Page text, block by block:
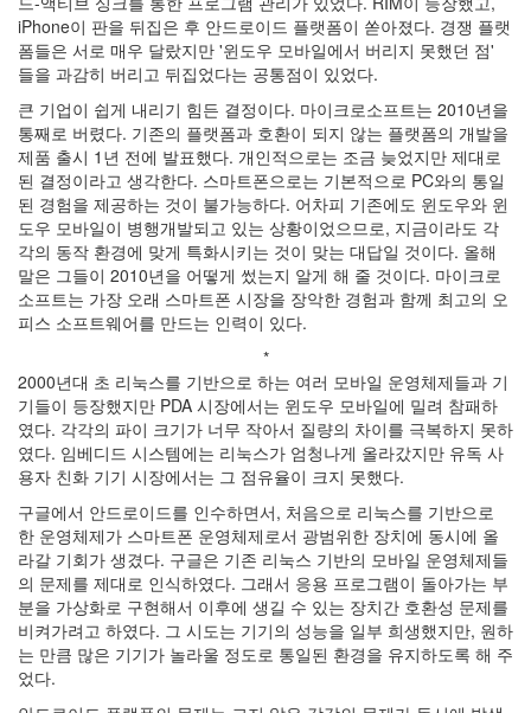
iPhone이 판을 뒤집은 후 안드로이드 플랫폼이 쏟아졌다. 경쟁 플랫
폼들은 서로 매우 달랐지만 '윈도우 모바일에서 버리지 못했던 점'
들을 과감히 버리고 뒤집었다는 공통점이 있었다.
큰 기업이 쉽게 내리기 힘든 결정이다. 마이크로소프트는 2010년을
통째로 버렸다. 기존의 플랫폼과 호환이 되지 않는 플랫폼의 개발을
제품 출시 1년 전에 발표했다. 개인적으로는 조금 늦었지만 제대로
된 결정이라고 생각한다. 스마트폰으로는 기본적으로 PC와의 통일
된 경험을 제공하는 것이 불가능하다. 어차피 기존에도 윈도우와 윈
도우 모바일이 병행개발되고 있는 상황이었으므로, 지금이라도 각
각의 동작 환경에 맞게 특화시키는 것이 맞는 대답일 것이다. 올해
말은 그들이 2010년을 어떻게 썼는지 알게 해 줄 것이다. 마이크로
소프트는 가장 오래 스마트폰 시장을 장악한 경험과 함께 최고의 오
피스 소프트웨어를 만드는 인력이 있다.
*
2000년대 초 리눅스를 기반으로 하는 여러 모바일 운영체제들과 기
기들이 등장했지만 PDA 시장에서는 윈도우 모바일에 밀려 참패하
였다. 각각의 파이 크기가 너무 작아서 질량의 차이를 극복하지 못하
였다. 임베디드 시스템에는 리눅스가 엄청나게 올라갔지만 유독 사
용자 친화 기기 시장에서는 그 점유율이 크지 못했다.
구글에서 안드로이드를 인수하면서, 처음으로 리눅스를 기반으로
한 운영체제가 스마트폰 운영체제로서 광범위한 장치에 동시에 올
라갈 기회가 생겼다. 구글은 기존 리눅스 기반의 모바일 운영체제들
의 문제를 제대로 인식하였다. 그래서 응용 프로그램이 돌아가는 부
분을 가상화로 구현해서 이후에 생길 수 있는 장치간 호환성 문제를
비켜가려고 하였다. 그 시도는 기기의 성능을 일부 희생했지만, 원하
는 만큼 많은 기기가 놀라울 정도로 통일된 환경을 유지하도록 해 주
었다.
슬
로
우
뉴
스
기
술,
세
상,
속
도,
관
심
감
블
로
그
정
비
병
치
레
윈
도
우
8
의
사
용